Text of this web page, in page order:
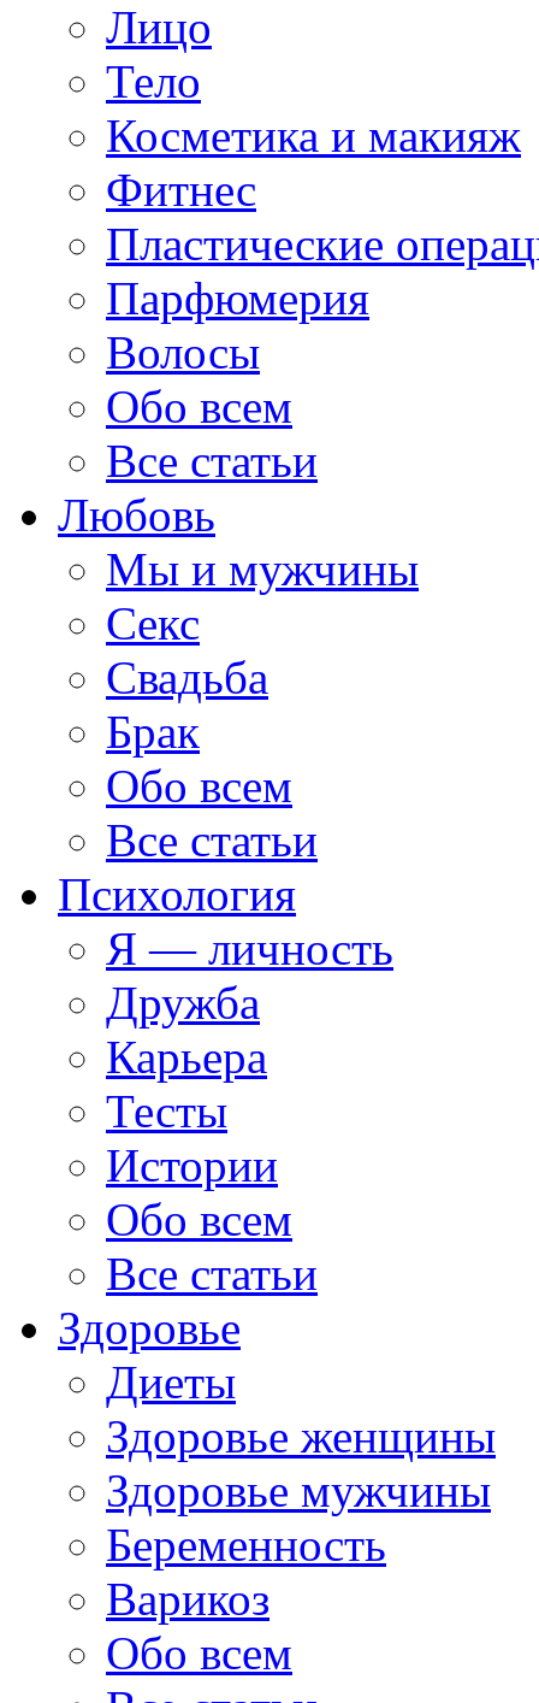
Лицо
Тело
Косметика и макияж
Фитнес
Пластические
Парфюмерия
Волосы
Обо всем
Все статьи
Любовь
Мы и мужчины
Секс
Свадьба
Брак
Обо всем
Все статьи
Психология
Я — личность
Дружба
Карьера
Тесты
Истории
Обо всем
Все статьи
Здоровье
Диеты
Здоровье женщины
Здоровье мужчины
Беременность
Варикоз
Обо всем